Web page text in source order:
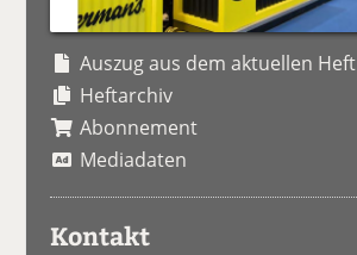
Auszug aus dem aktuellen Heft
Heftarchiv
Abonnement
Mediadaten
Kontakt